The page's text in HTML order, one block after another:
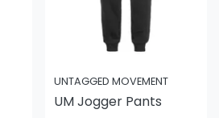
UNTAGGED MOVEMENT
UM Jogger Pants